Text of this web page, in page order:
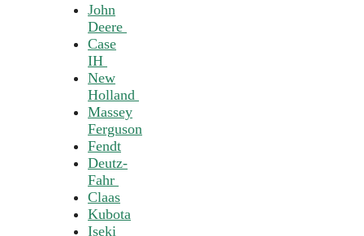
John
Deere
Case
IH
New
Holland
Massey
Ferguson
Fendt
Deutz-
Fahr
Claas
Kubota
Iseki